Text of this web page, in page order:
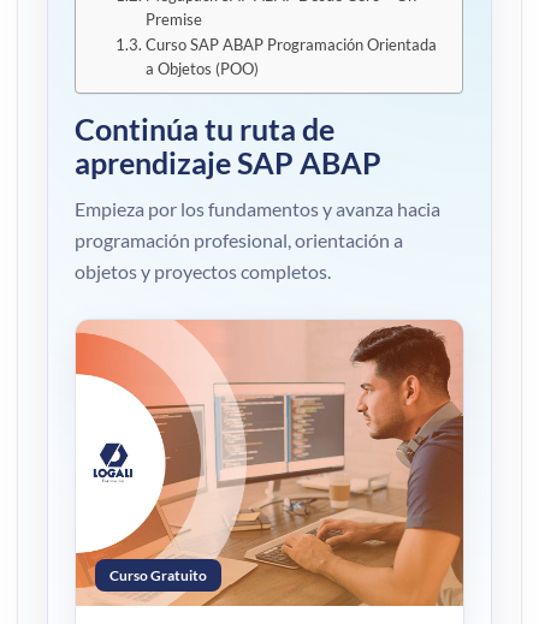
Premise
Curso SAP ABAP Programación Orientada
a Objetos (POO)
Continúa tu ruta de
aprendizaje SAP ABAP
Empieza por los fundamentos y avanza hacia
programación profesional, orientación a
objetos y proyectos completos.
Curso Gratuito